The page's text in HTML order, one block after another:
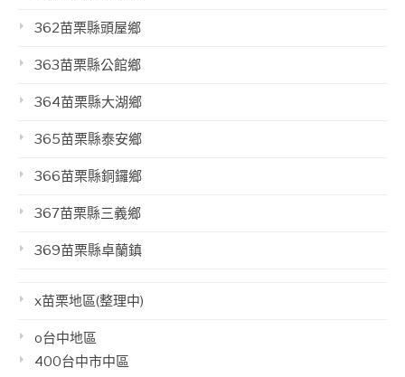
362苗栗縣頭屋鄉
363苗栗縣公館鄉
364苗栗縣大湖鄉
365苗栗縣泰安鄉
366苗栗縣銅鑼鄉
367苗栗縣三義鄉
369苗栗縣卓蘭鎮
x苗栗地區(整理中)
o台中地區
400台中市中區